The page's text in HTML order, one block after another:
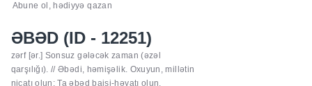
Abune ol, hədiyyə qazan
ƏBƏD (ID - 12251)
zərf [ər.] Sonsuz gələcək zaman (əzəl
qarşılığı). // Əbədi, həmişəlik. Oxuyun, millətin
nicatı olun; Ta əbəd baisi-həyatı olun.